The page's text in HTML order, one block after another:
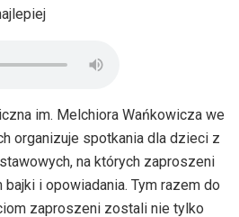
im. Melchiora Wańkowicza we
organizuje spotkania dla dzieci z
na których zaproszeni
i opowiadania. Tym razem do
zaproszeni zostali nie tylko